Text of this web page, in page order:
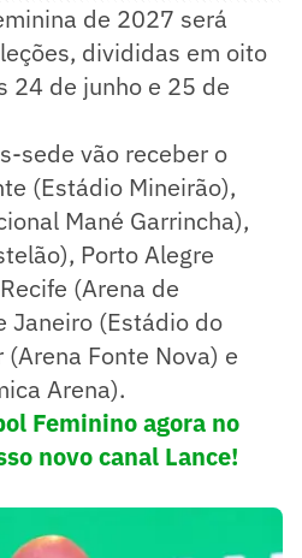
de 2027 será
divididas em oito
24 de junho e 25 de
sede vão receber o
(Estádio Mineirão),
Mané Garrincha),
Porto Alegre
(Arena de
Janeiro (Estádio do
Fonte Nova) e
Arena).
Feminino agora no
novo canal Lance!